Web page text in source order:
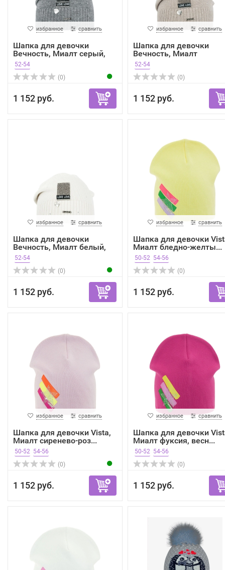
избранное сравнить
Шапка для девочки
Вечность, Миалт серый,
ве...
52-54
(0)
1 152 руб.
избранное сравнить
Шапка для девочки
Вечность, Миалт
бежевый, ...
52-54
(0)
1 152 руб.
избранное сравнить
Шапка для девочки
Вечность, Миалт белый,
ве...
52-54
(0)
1 152 руб.
избранное сравнить
Шапка для девочки
Миалт бледно-желты...
50-52 54-56
(0)
1 152 руб.
избранное сравнить
Шапка для девочки Vista,
Миалт сиренево-роз...
50-52 54-56
(0)
1 152 руб.
избранное сравнить
Шапка для девочки
Миалт фуксия, весн...
50-52 54-56
(0)
1 152 руб.